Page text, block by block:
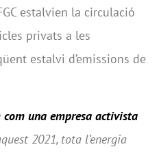
estalvien la circulació
privats a les
estalvi d’emissions de
com una empresa activista
2021, tota l’energia